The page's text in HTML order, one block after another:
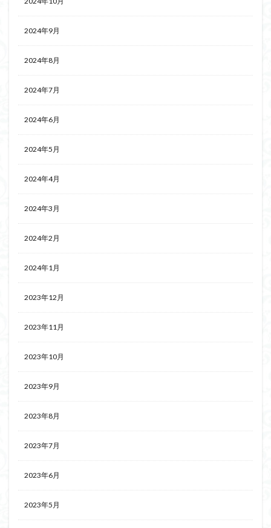
2024年9月
2024年8月
2024年7月
2024年6月
2024年5月
2024年4月
2024年3月
2024年2月
2024年1月
2023年12月
2023年11月
2023年10月
2023年9月
2023年8月
2023年7月
2023年6月
2023年5月